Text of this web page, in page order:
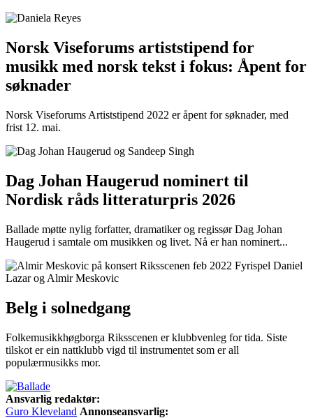
Norsk Viseforums artiststipend for
musikk med norsk tekst i fokus: Åpent for
søknader
Norsk Viseforums Artiststipend 2022 er åpent for søknader, med
frist 12. mai.
Dag Johan Haugerud nominert til
Nordisk råds litteraturpris 2026
Ballade møtte nylig forfatter, dramatiker og regissør Dag Johan
Haugerud i samtale om musikken og livet. Nå er han nominert...
Belg i solnedgang
Folkemusikkhøgborga Riksscenen er klubbvenleg for tida. Siste
tilskot er ein nattklubb vigd til instrumentet som er all
populærmusikks mor.
Ansvarlig redaktør:
Guro Kleveland Annonseansvarlig: